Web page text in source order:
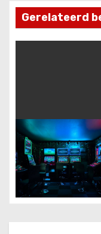
n
a
g
a
t
i
Gerelateerd